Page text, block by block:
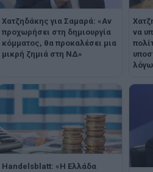
Χατζηδάκης για Σαμαρά: «Αν
προχωρήσει στη δημιουργία
κόμματος, θα προκαλέσει μια
μικρή ζημιά στη ΝΔ»
να
Handelsblatt: «Η Ελλάδα